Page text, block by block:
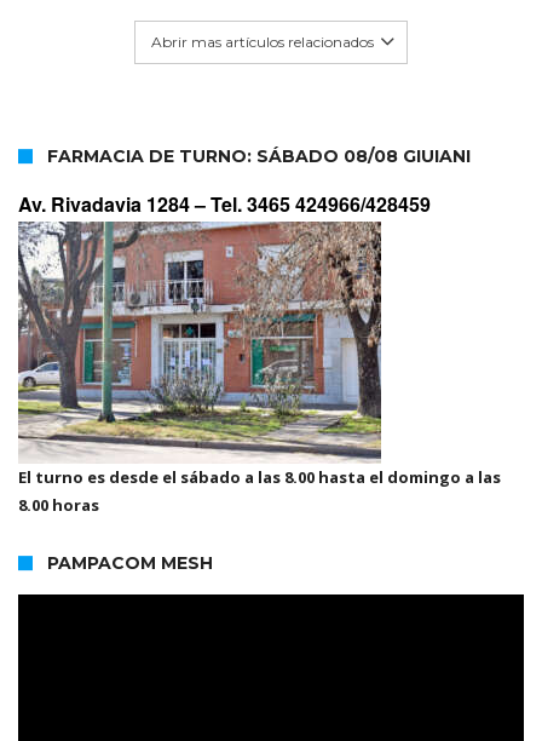
Abrir mas artículos relacionados
FARMACIA DE TURNO: SÁBADO 08/08 GIUIANI
Av. Rivadavia 1284 –Tel. 3465 424966/428459
El turno es desde el sábado a las 8.00 hasta el domingo a las
8.00 horas
PAMPACOM MESH